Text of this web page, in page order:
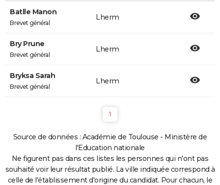
Batlle Manon
Brevet général
Lherm
Bry Prune
Brevet général
Lherm
Bryksa Sarah
Brevet général
Lherm
1
Source de données : Académie de Toulouse - Ministère de
l'Education nationale
Ne figurent pas dans ces listes les personnes qui n'ont pas
souhaité voir leur résultat publié. La ville indiquée correspond à
celle de l'établissement d'origine du candidat. Pour chacun, le